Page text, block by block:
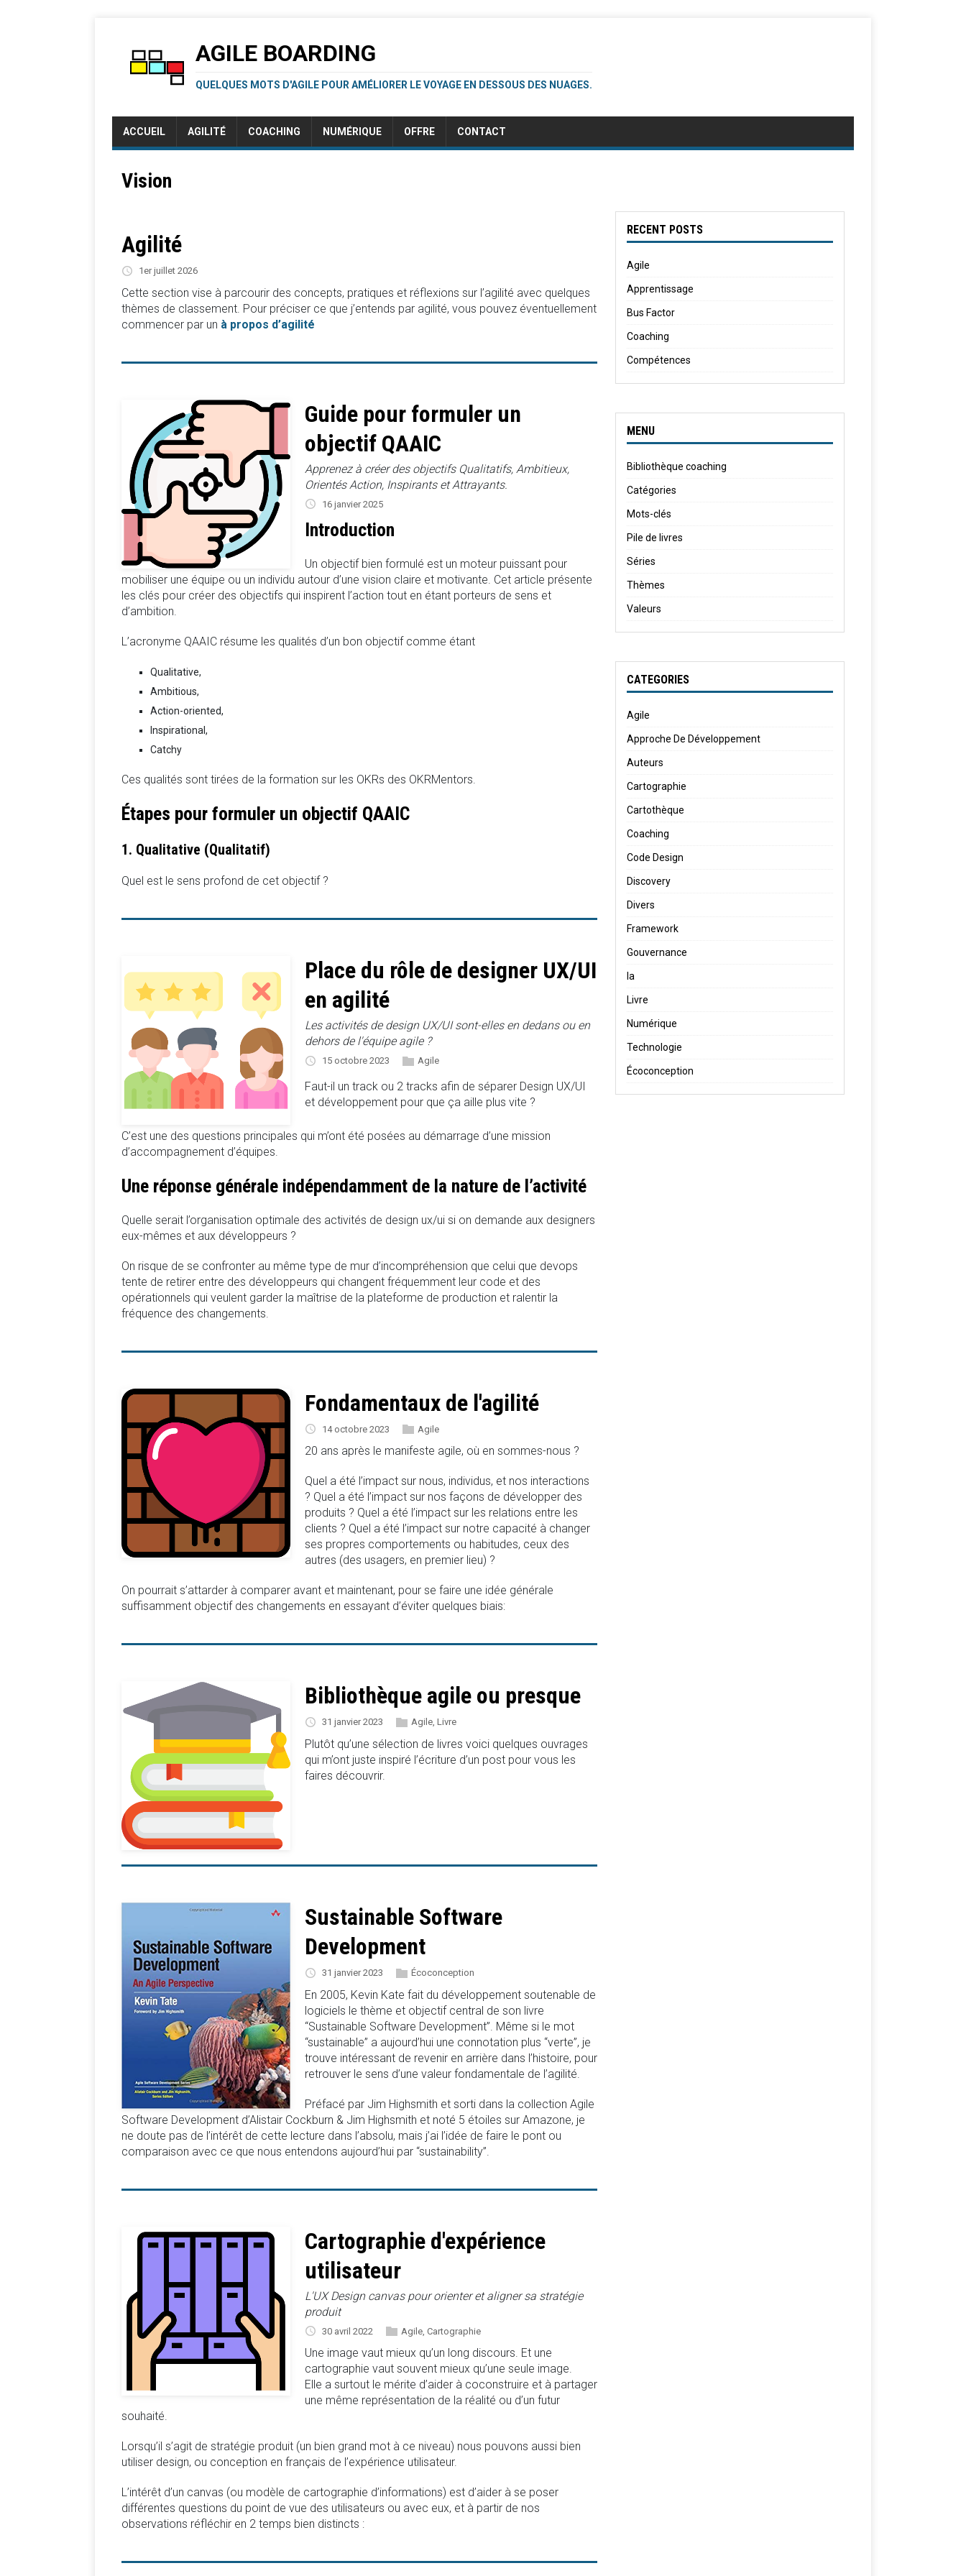
AGILE BOARDING
QUELQUES MOTS D'AGILE POUR AMÉLIORER LE VOYAGE EN DESSOUS DES NUAGES.
ACCUEIL AGILITÉ COACHING NUMÉRIQUE OFFRE CONTACT
Vision
Agilité
1er juillet 2026
Cette section vise à parcourir des concepts, pratiques et réflexions sur l’agilité avec quelques
thèmes de classement. Pour préciser ce que j’entends par agilité, vous pouvez éventuellement
commencer par un à propos d’agilité
Guide pour formuler un
objectif QAAIC
Apprenez à créer des objectifs Qualitatifs, Ambitieux,
Orientés Action, Inspirants et Attrayants.
16 janvier 2025
Introduction
Un objectif bien formulé est un moteur puissant pour
mobiliser une équipe ou un individu autour d’une vision claire et motivante. Cet article présente
les clés pour créer des objectifs qui inspirent l’action tout en étant porteurs de sens et
d’ambition.
L’acronyme QAAIC résume les qualités d’un bon objectif comme étant
Qualitative,
Ambitious,
Action-oriented,
Inspirational,
Catchy
Ces qualités sont tirées de la formation sur les OKRs des OKRMentors.
Étapes pour formuler un objectif QAAIC
1. Qualitative (Qualitatif)
Quel est le sens profond de cet objectif ?
Place du rôle de designer UX/UI
en agilité
Les activités de design UX/UI sont-elles en dedans ou en
dehors de l'équipe agile ?
15 octobre 2023 Agile
Faut-il un track ou 2 tracks afin de séparer Design UX/UI
et développement pour que ça aille plus vite ?
C’est une des questions principales qui m’ont été posées au démarrage d’une mission
d’accompagnement d’équipes.
Une réponse générale indépendamment de la nature de l’activité
Quelle serait l’organisation optimale des activités de design ux/ui si on demande aux designers
eux-mêmes et aux développeurs ?
On risque de se confronter au même type de mur d’incompréhension que celui que devops
tente de retirer entre des développeurs qui changent fréquemment leur code et des
opérationnels qui veulent garder la maîtrise de la plateforme de production et ralentir la
fréquence des changements.
Fondamentaux de l'agilité
14 octobre 2023 Agile
20 ans après le manifeste agile, où en sommes-nous ?
Quel a été l’impact sur nous, individus, et nos interactions
? Quel a été l’impact sur nos façons de développer des
produits ? Quel a été l’impact sur les relations entre les
clients ? Quel a été l’impact sur notre capacité à changer
ses propres comportements ou habitudes, ceux des
autres (des usagers, en premier lieu) ?
On pourrait s’attarder à comparer avant et maintenant, pour se faire une idée générale
suffisamment objectif des changements en essayant d’éviter quelques biais:
Bibliothèque agile ou presque
31 janvier 2023 Agile Livre
Plutôt qu’une sélection de livres voici quelques ouvrages
qui m’ont juste inspiré l’écriture d’un post pour vous les
faires découvrir.
Sustainable Software
Development
31 janvier 2023 Écoconception
En 2005, Kevin Kate fait du développement soutenable de
logiciels le thème et objectif central de son livre
“Sustainable Software Development”. Même si le mot
“sustainable” a aujourd’hui une connotation plus “verte”, je
trouve intéressant de revenir en arrière dans l’histoire, pour
retrouver le sens d’une valeur fondamentale de l’agilité.
Préfacé par Jim Highsmith et sorti dans la collection Agile
Software Development d’Alistair Cockburn & Jim Highsmith et noté 5 étoiles sur Amazone, je
ne doute pas de l’intérêt de cette lecture dans l’absolu, mais j’ai l’idée de faire le pont ou
comparaison avec ce que nous entendons aujourd’hui par “sustainability”.
Cartographie d'expérience
utilisateur
L'UX Design canvas pour orienter et aligner sa stratégie
produit
30 avril 2022 Agile Cartographie
Une image vaut mieux qu’un long discours. Et une
cartographie vaut souvent mieux qu’une seule image.
Elle a surtout le mérite d’aider à coconstruire et à partager
une même représentation de la réalité ou d’un futur
souhaité.
Lorsqu’il s’agit de stratégie produit (un bien grand mot à ce niveau) nous pouvons aussi bien
utiliser design, ou conception en français de l’expérience utilisateur.
L’intérêt d’un canvas (ou modèle de cartographie d’informations) est d’aider à se poser
différentes questions du point de vue des utilisateurs ou avec eux, et à partir de nos
observations réfléchir en 2 temps bien distincts :
RECENT POSTS
Agile
Apprentissage
Bus Factor
Coaching
Compétences
MENU
Bibliothèque coaching
Catégories
Mots-clés
Pile de livres
Séries
Thèmes
Valeurs
CATEGORIES
Agile
Approche De Développement
Auteurs
Cartographie
Cartothèque
Coaching
Code Design
Discovery
Divers
Framework
Gouvernance
Ia
Livre
Numérique
Technologie
Écoconception